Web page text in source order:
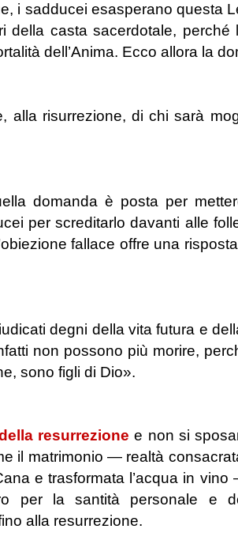
i sadducei esasperano questa
della casta sacerdotale,
dell’Anima. Ecco allora la
alla risurrezione, di chi sarà
domanda è posta per
per screditarlo davanti alle
fallace offre una
degni della vita futura e
non possono più morire,
sono figli di Dio».
resurrezione e non si
il matrimonio — realtà
e trasformata l’acqua in
per la santità personale e
alla resurrezione.